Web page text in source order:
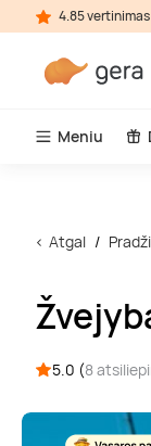
4.85
Meniu
Atgal
5.0 (8